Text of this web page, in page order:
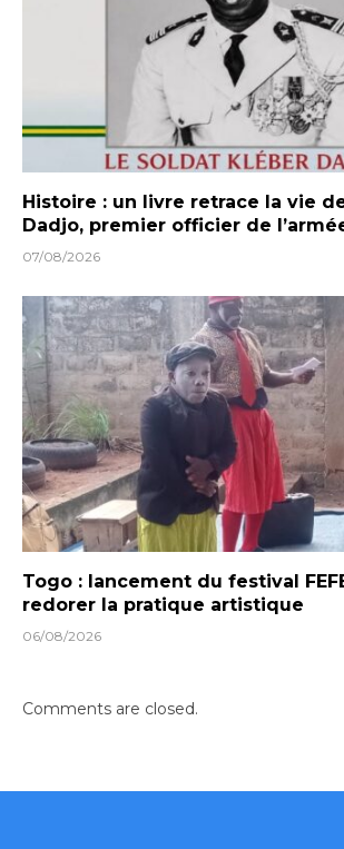
Histoire : un livre retrace la vie
Dadjo, premier officier de
07/08/2026
Togo : lancement du festival
redorer la pratique artistique
06/08/2026
Comments are closed.